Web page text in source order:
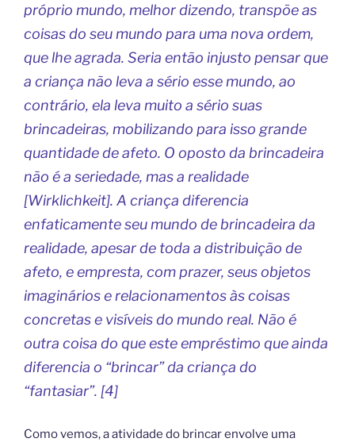
próprio mundo, melhor dizendo, transpõe as
coisas do seu mundo para uma nova ordem,
que lhe agrada. Seria então injusto pensar que
a criança não leva a sério esse mundo, ao
contrário, ela leva muito a sério suas
brincadeiras, mobilizando para isso grande
quantidade de afeto. O oposto da brincadeira
não é a seriedade, mas a realidade
[Wirklichkeit]. A criança diferencia
enfaticamente seu mundo de brincadeira da
realidade, apesar de toda a distribuição de
afeto, e empresta, com prazer, seus objetos
imaginários e relacionamentos às coisas
concretas e visíveis do mundo real. Não é
outra coisa do que este empréstimo que ainda
diferencia o “brincar” da criança do
“fantasiar”. [4]
Como vemos, a atividade do brincar envolve uma